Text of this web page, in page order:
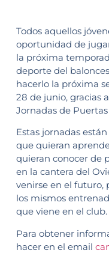
Todos aquellos
oportunidad de
la próxima
deporte del
hacerlo la próxima
28 de junio, gracias
Jornadas de
Estas jornadas
que quieran
quieran conocer de
en la cantera del
venirse en el futuro,
los mismos
que viene en el club.
Para obtener
hacer en el email